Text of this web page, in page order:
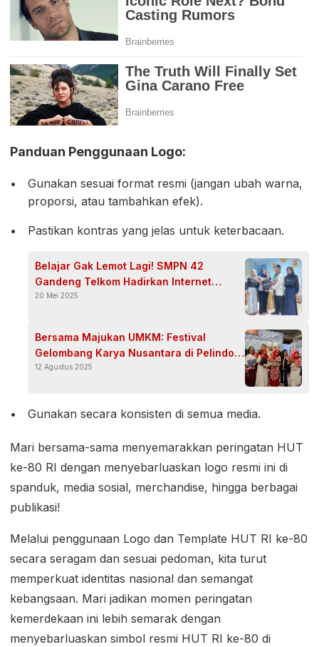
Panduan Penggunaan Logo:
Gunakan sesuai format resmi (jangan ubah warna,
proporsi, atau tambahkan efek).
Pastikan kontras yang jelas untuk keterbacaan.
Belajar Gak Lemot Lagi! SMPN 42
Gandeng Telkom Hadirkan Internet
Ngebut
20 Mei 2025
⁠Bersama Majukan UMKM: Festival
Gelombang Karya Nusantara di Pelindo
Tower
12 Agustus 2025
Gunakan secara konsisten di semua media.
Mari bersama-sama menyemarakkan peringatan HUT
ke-80 RI dengan menyebarluaskan logo resmi ini di
spanduk, media sosial, merchandise, hingga berbagai
publikasi!
Melalui penggunaan Logo dan Template HUT RI ke-80
secara seragam dan sesuai pedoman, kita turut
memperkuat identitas nasional dan semangat
kebangsaan. Mari jadikan momen peringatan
kemerdekaan ini lebih semarak dengan
menyebarluaskan simbol resmi HUT RI ke-80 di